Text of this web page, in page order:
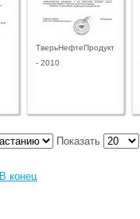
ТверьНефтеПродукт
- 2010
Показать
В конец